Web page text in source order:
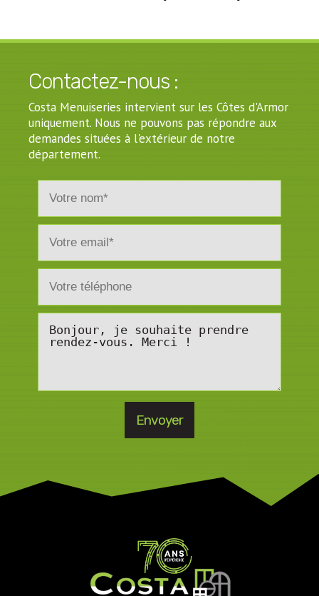
Contactez-nous :
Costa Menuiseries intervient sur les Côtes d'Armor
uniquement. Nous ne pouvons pas répondre aux
demandes situées à l'extérieur de notre
département.